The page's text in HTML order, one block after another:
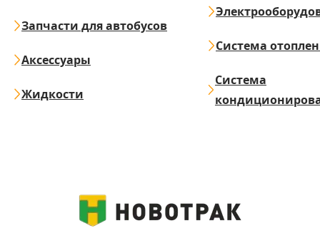
Запчасти для автобусов
Аксессуары
Жидкости
Система
Система